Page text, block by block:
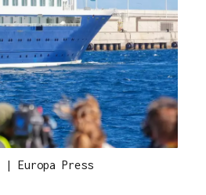
| Europa Press